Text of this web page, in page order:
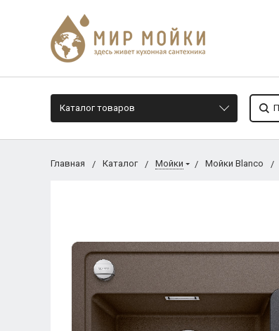
Каталог товаров
Главная Каталог Мойки Мойки Blanco